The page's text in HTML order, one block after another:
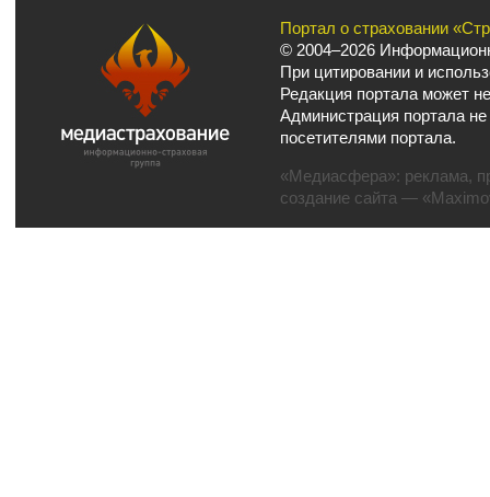
Портал о страховании
© 2004–2026
При цитировании и
Редакция портала может
Администрация портала
посетителями портала.
«Медиасфера»: реклама,
создание сайта —